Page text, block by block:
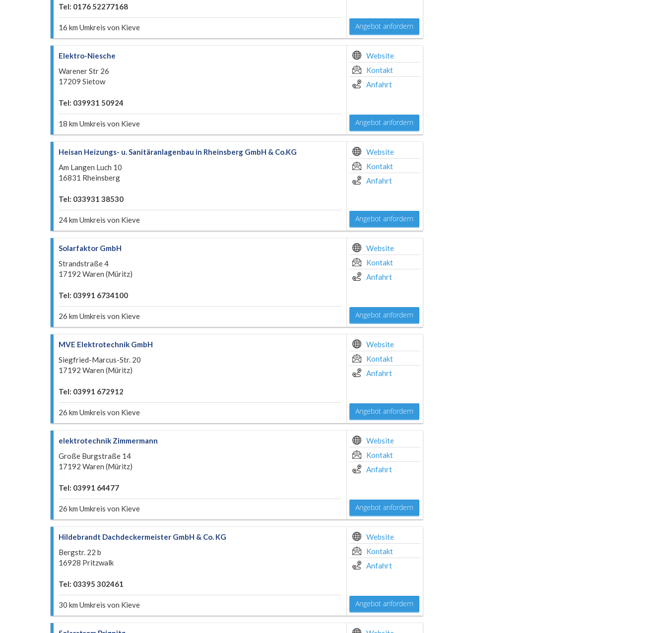
Tel: 0176 52277168
16 km Umkreis von Kieve Angebot anfordern
Elektro-Niesche
Warener Str 26
17209 Sietow
Tel: 039931 50924
18 km Umkreis von Kieve
Website
Kontakt
Anfahrt
Angebot anfordern
Heisan Heizungs- u. Sanitäranlagenbau in Rheinsberg GmbH & Co.KG
Am Langen Luch 10
16831 Rheinsberg
Tel: 033931 38530
24 km Umkreis von Kieve
Website
Kontakt
Anfahrt
Angebot anfordern
Solarfaktor GmbH
Strandstraße 4
17192 Waren (Müritz)
Tel: 03991 6734100
26 km Umkreis von Kieve
Website
Kontakt
Anfahrt
Angebot anfordern
MVE Elektrotechnik GmbH
Siegfried-Marcus-Str. 20
17192 Waren (Müritz)
Tel: 03991 672912
26 km Umkreis von Kieve
Website
Kontakt
Anfahrt
Angebot anfordern
elektrotechnik Zimmermann
Große Burgstraße 14
17192 Waren (Müritz)
Tel: 03991 64477
26 km Umkreis von Kieve
Website
Kontakt
Anfahrt
Angebot anfordern
Hildebrandt Dachdeckermeister GmbH & Co. KG
Bergstr. 22 b
16928 Pritzwalk
Tel: 03395 302461
30 km Umkreis von Kieve
Website
Kontakt
Anfahrt
Angebot anfordern